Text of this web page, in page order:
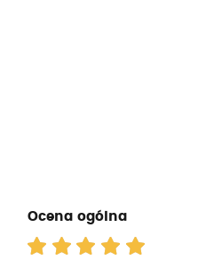
Ocena ogólna